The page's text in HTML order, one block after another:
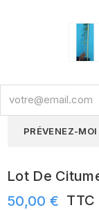
PRÉVENEZ-
Lot De
50,00 € TTC